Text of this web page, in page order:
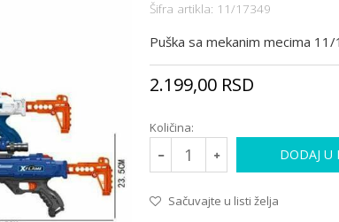
Šifra artikla: 11/17349
Puška sa mekanim mecima
2.199,00 RSD
Količina:
DODAJ U
Sačuvajte u listi želja